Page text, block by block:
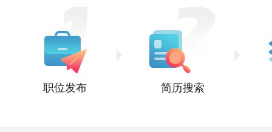
职位发布 简历搜索